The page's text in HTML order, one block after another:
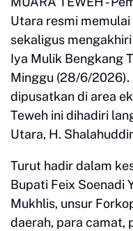
Utara resmi
sekaligus
Iya Mulik Bengkang
Minggu (28/6/2026).
dipusatkan di area
Teweh ini dihadiri
Utara, H.
Turut hadir dalam
Bupati Feix Soenadi
Mukhlis, unsur
daerah, para camat,